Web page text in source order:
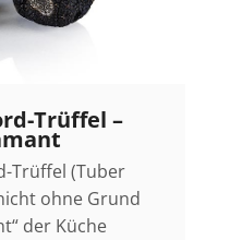
Trüffel –
Trüffel (Tuber
ohne Grund
der Küche